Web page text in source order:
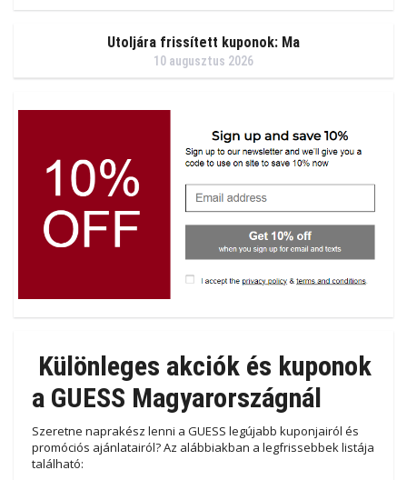
Utoljára frissített kuponok: Ma
10 augusztus 2026
Különleges akciók és kuponok
a GUESS Magyarországnál
Szeretne naprakész lenni a GUESS legújabb kuponjairól és
promóciós ajánlatairól? Az alábbiakban a legfrissebbek listája
található: